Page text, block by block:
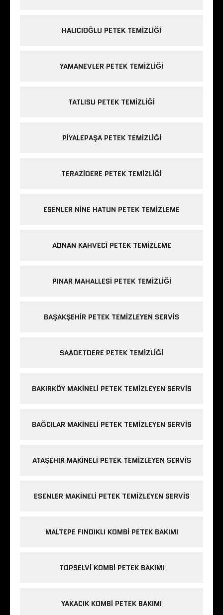
HALICIOĞLU PETEK TEMIZLIĞI
YAMANEVLER PETEK TEMIZLIĞI
TATLISU PETEK TEMIZLIĞI
PIYALEPAŞA PETEK TEMIZLIĞI
TERAZIDERE PETEK TEMIZLIĞI
ESENLER NINE HATUN PETEK TEMIZLEME
ADNAN KAHVECI PETEK TEMIZLEME
PINAR MAHALLESI PETEK TEMIZLIĞI
BAŞAKŞEHIR PETEK TEMIZLEYEN SERVIS
SAADETDERE PETEK TEMIZLIĞI
BAKIRKÖY MAKINELI PETEK TEMIZLEYEN SERVIS
BAĞCILAR MAKINELI PETEK TEMIZLEYEN SERVIS
ATAŞEHIR MAKINELI PETEK TEMIZLEYEN SERVIS
ESENLER MAKINELI PETEK TEMIZLEYEN SERVIS
MALTEPE FINDIKLI KOMBI PETEK BAKIMI
TOPSELVI KOMBI PETEK BAKIMI
YAKACIK KOMBI PETEK BAKIMI